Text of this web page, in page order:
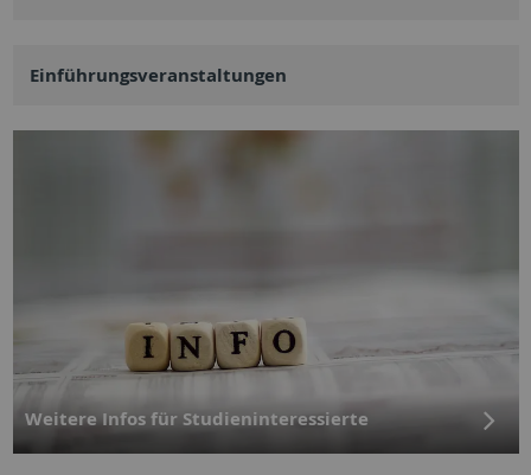
Einführungs­veranstaltungen
Weitere Infos für Studien­interessierte